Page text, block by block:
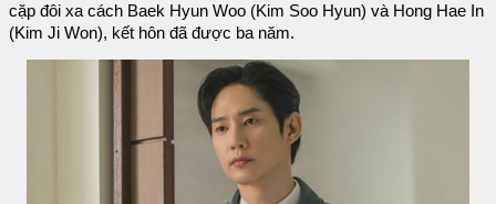
cặp đôi xa cách Baek Hyun Woo (Kim Soo Hyun) và Hong Hae In
(Kim Ji Won), kết hôn đã được ba năm.